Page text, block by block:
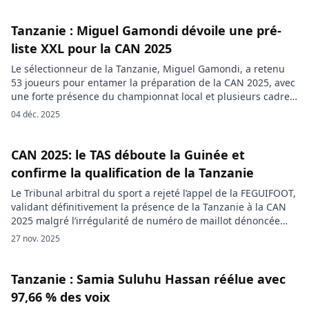
Tanzanie : Miguel Gamondi dévoile une pré-
liste XXL pour la CAN 2025
Le sélectionneur de la Tanzanie, Miguel Gamondi, a retenu
53 joueurs pour entamer la préparation de la CAN 2025, avec
une forte présence du championnat local et plusieurs cadres
expatriés, avant un premier choc face au Nigeria. Le
04 déc. 2025
CAN 2025: le TAS déboute la Guinée et
confirme la qualification de la Tanzanie
Le Tribunal arbitral du sport a rejeté l’appel de la FEGUIFOOT,
validant définitivement la présence de la Tanzanie à la CAN
2025 malgré l’irrégularité de numéro de maillot dénoncée
par la Guinée. Le Tribunal arbitral du sport (TAS) a débouté la
27 nov. 2025
Tanzanie : Samia Suluhu Hassan réélue avec
97,66 % des voix